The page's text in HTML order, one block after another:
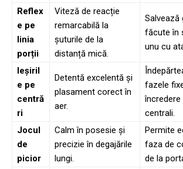
Reflex
e pe
linia
porții
Viteză de reacție
remarcabilă la
șuturile de la
distanță mică.
Salvează
făcute în
unu cu
Ieșiril
e pe
centră
ri
Detentă excelentă și
plasament corect în
aer.
fazele
centrali.
Jocul
de
picior
Calm în posesie și
precizie în degajările
lungi.
Permite
faza de
de la